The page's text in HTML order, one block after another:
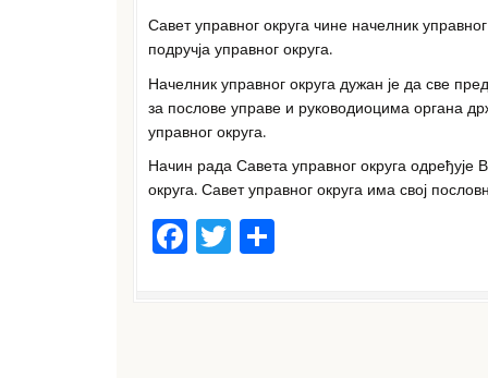
Савет управног округа чине начелник
подручја управног округа.
Начелник управног округа дужан је да све
за послове управе и руководиоцима органа
управног округа.
Начин рада Савета управног округа
округа. Савет управног округа има свој
F
T